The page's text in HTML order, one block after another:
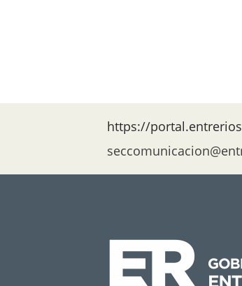
https://